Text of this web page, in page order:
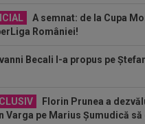
A semnat: de la Cupa
României!
Becali l-a propus pe
Florin Prunea a
Varga pe Marius Șumudică să